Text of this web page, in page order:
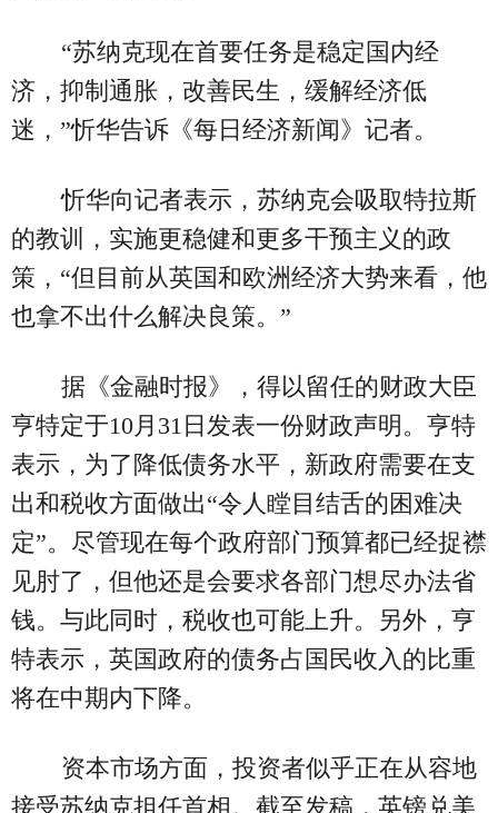
“苏纳克现在首要任务是稳定国内经
济，抑制通胀，改善民生，缓解经济低
迷，”忻华告诉《每日经济新闻》记者。
忻华向记者表示，苏纳克会吸取特拉斯
的教训，实施更稳健和更多干预主义的政
策，“但目前从英国和欧洲经济大势来看，他
也拿不出什么解决良策。”
据《金融时报》，得以留任的财政大臣
亨特定于10月31日发表一份财政声明。亨特
表示，为了降低债务水平，新政府需要在支
出和税收方面做出“令人瞠目结舌的困难决
定”。尽管现在每个政府部门预算都已经捉襟
见肘了，但他还是会要求各部门想尽办法省
钱。与此同时，税收也可能上升。另外，亨
特表示，英国政府的债务占国民收入的比重
将在中期内下降。
资本市场方面，投资者似乎正在从容地
接受苏纳克担任首相。截至发稿，英镑兑美